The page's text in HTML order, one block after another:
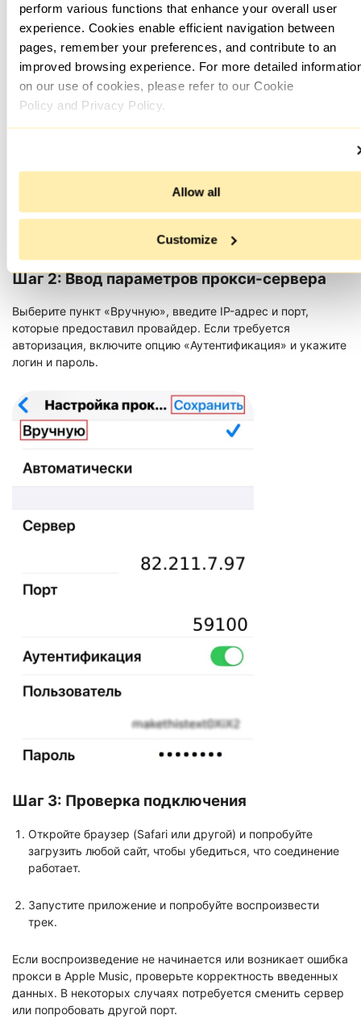
perform various functions that enhance your overall user
experience. Cookies enable efficient navigation between
pages, remember your preferences, and contribute to an
improved browsing experience. For more detailed
on our use of cookies, please refer to our Cookie
Policy and Privacy Policy.
Allow all
Customize
Выберите сеть, к которой подключено устройство, и
нажмите на значок «i» справа от ее названия.
прокси».
Шаг 2: Ввод параметров прокси-сервера
Выберите пункт «Вручную», введите IP-адрес и порт,
которые предоставил провайдер. Если требуется
авторизация, включите опцию «Аутентификация» и укажите
логин и пароль.
Шаг 3: Проверка подключения
Откройте браузер (Safari или другой) и попробуйте
загрузить любой сайт, чтобы убедиться, что соединение
работает.
Запустите приложение и попробуйте воспроизвести
трек.
Если воспроизведение не начинается или возникает ошибка
прокси в Apple Music, проверьте корректность введенных
данных. В некоторых случаях потребуется сменить сервер
или попробовать другой порт.